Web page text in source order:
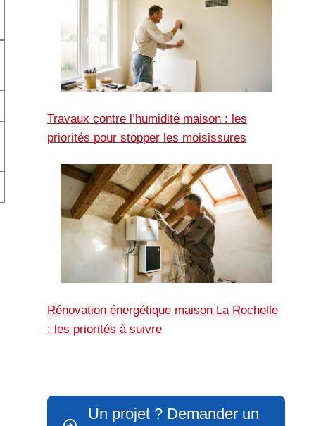
Travaux contre l’humidité maison : les
priorités pour stopper les moisissures
Rénovation énergétique maison La Rochelle
: les priorités à suivre
Un projet ? Demander un